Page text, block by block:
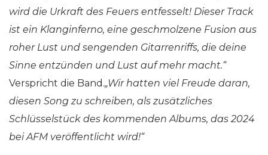
wird die Urkraft des Feuers entfesselt! Dieser Track
ist ein Klanginferno, eine geschmolzene Fusion aus
roher Lust und sengenden Gitarrenriffs, die deine
Sinne entzünden und Lust auf mehr macht.“
Verspricht die Band.„Wir hatten viel Freude daran,
diesen Song zu schreiben, als zusätzliches
Schlüsselstück des kommenden Albums, das 2024
bei AFM veröffentlicht wird!“